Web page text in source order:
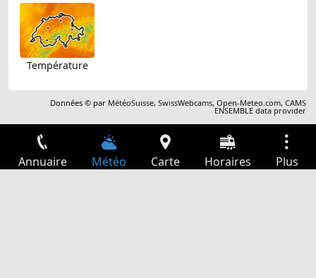
Température
Données © par MétéoSuisse,SwissWebcams,Open-Meteo.com,CAMS
ENSEMBLE data provider
Annuaire Météo Carte Horaires Plus